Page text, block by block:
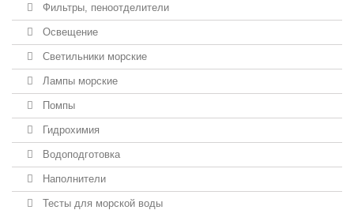
Фильтры, пеноотделители
Освещение
Светильники морские
Лампы морские
Помпы
Гидрохимия
Водоподготовка
Наполнители
Тесты для морской воды